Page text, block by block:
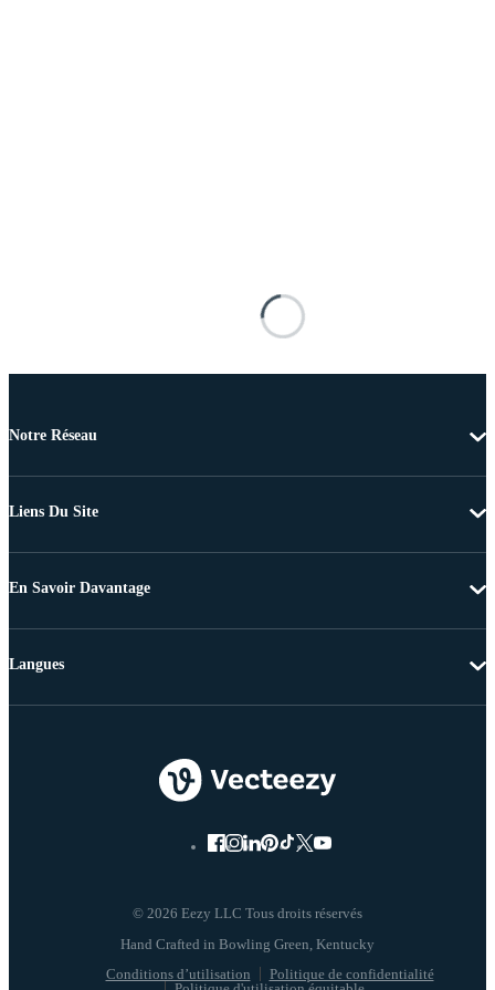
Notre Réseau
Liens Du Site
En Savoir Davantage
© 2026 Eezy LLC Tous droits réservés
Conditions d’utilisation
Politique de confidentialité
Langues